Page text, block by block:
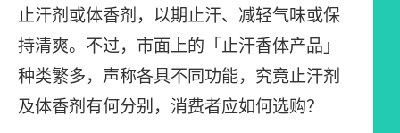
止汗剂或体香剂，以期止汗、减轻气味或保
持清爽。不过，市面上的「止汗香体产品」
种类繁多，声称各具不同功能，究竟止汗剂
及体香剂有何分别，消费者应如何选购？